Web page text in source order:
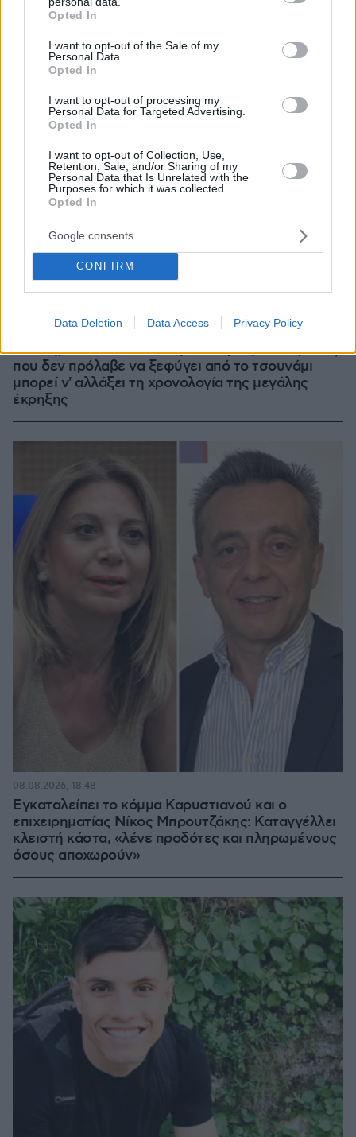
grant or deny consent to Google and its third-party tags to
use your data for below specified purposes in below Google
consent section.
Opted In
I want to opt-out of the Sale of my
Personal Data.
Opted In
I want to opt-out of processing my
Personal Data for Targeted Advertising.
Opted In
I want to opt-out of Collection, Use,
Retention, Sale, and/or Sharing of my
Personal Data that Is Unrelated with the
Purposes for which it was collected.
Opted In
Google consents
CONFIRM
Data Deletion Data Access Privacy Policy
Μυστήριο 3.500 ετών στη Σαντορίνη: Ο 15χρονος
που δεν πρόλαβε να ξεφύγει από το τσουνάμι
μπορεί ν' αλλάξει τη χρονολογία της μεγάλης
έκρηξης
08.08.2026, 18:08
Εγκαταλείπει το κόμμα Καρυστιανού και ο
επιχειρηματίας Νίκος Μπρουτζάκης: Καταγγέλλει
κλειστή κάστα, «λένε προδότες και πληρωμένους
όσους αποχωρούν»
08.08.2026, 18:48